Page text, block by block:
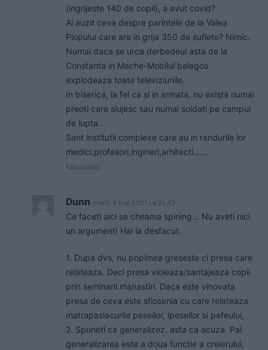
(ingrijeste 140 de copii), a avut covid?
Ai auzit ceva despre parintele de la Valea
Plopului care are in grija 350 de suflete? Nimic.
Numai daca se urca derbedeul asta de la
Constanta in Mache-Mobilul balegos
explodeaza toate televiziunile.
In biserica, la fel ca si in armata, nu exista numai
preoti care slujesc sau numai soldati pe campul
de lupta.
Sant institutii complexe care au in randurile lor
medici,profesori,ingineri,arhitecti……
Răspundeți
Dunn marți, 4 mai 2021 La 21.43
Ce faceti aici se cheama spining… Nu aveti nici
un argument! Hai la desfacut.
1. Dupa dvs, nu popimea greseste ci presa care
relateaza. Deci presa violeaza/santajeaza copii
prin seminarii.manastiri. Daca este vinovata
presa de ceva este sfiosenia cu care relateaza
matrapaslacurile peseilor, ipeseilor si pefeului,
2. Spuneti ca generalizez, asta ca acuza. Pai
generalizarea este a doua functie a creierului,